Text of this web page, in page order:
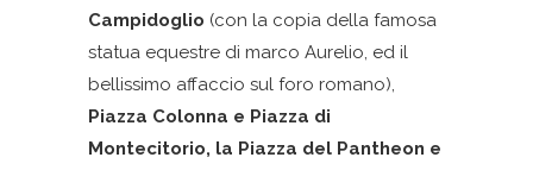
Campidoglio (con la copia della famosa
statua equestre di marco Aurelio, ed il
bellissimo affaccio sul foro romano),
Piazza Colonna e Piazza di
Montecitorio, la Piazza del Pantheon e